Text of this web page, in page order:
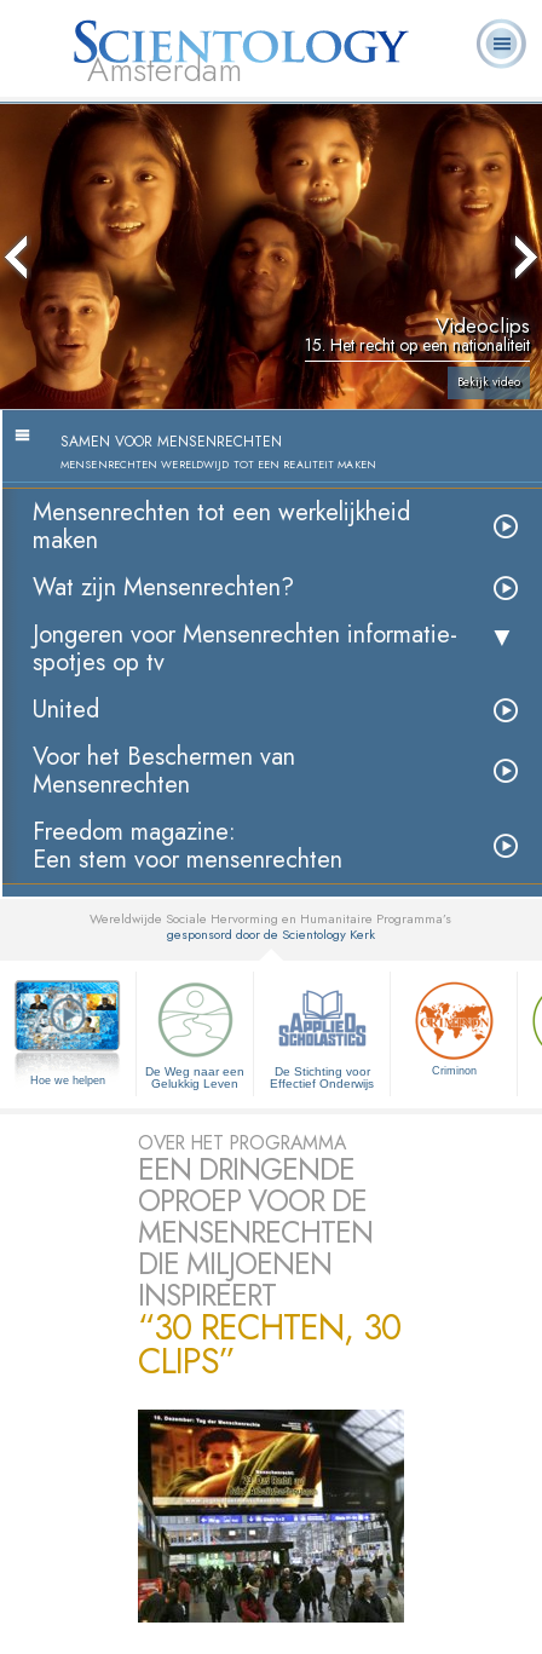
Amsterdam
L. Ron
Hubbard
Scientology?
Pastoraal
Werkers
Veelgestelde
vragen
Boeken
Videoclips
15. Het recht op een nationaliteit
Bekijk video
SAMEN VOOR MENSENRECHTEN
MENSENRECHTEN WERELDWIJD TOT EEN REALITEIT MAKEN
Mensenrechten tot een werkelijkheid
maken
Wat zijn Mensenrechten?
Jongeren voor Mensenrechten informatie­
spotjes op tv
United
Voor het Beschermen van
Mensenrechten
Freedom magazine:
Een stem voor mensenrechten
Wereldwijde Sociale Hervorming en Humanitaire Programma’s
gesponsord door de Scientology Kerk
Hoe we helpen
De Weg naar een
Gelukkig Leven
De Stichting voor
Effectief Onderwijs
Criminon
OVER HET PROGRAMMA
EEN DRINGENDE
OPROEP VOOR DE
MENSENRECHTEN
DIE MILJOENEN
INSPIREERT
“30 RECHTEN, 30
CLIPS”